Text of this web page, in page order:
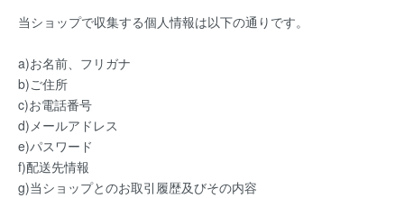
当ショップで収集する個人情報は以下の通りです。
a)お名前、フリガナ
b)ご住所
c)お電話番号
d)メールアドレス
e)パスワード
f)配送先情報
g)当ショップとのお取引履歴及びその内容